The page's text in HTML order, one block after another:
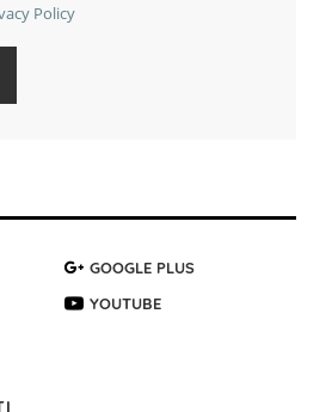
Policy
GOOGLE PLUS
YOUTUBE